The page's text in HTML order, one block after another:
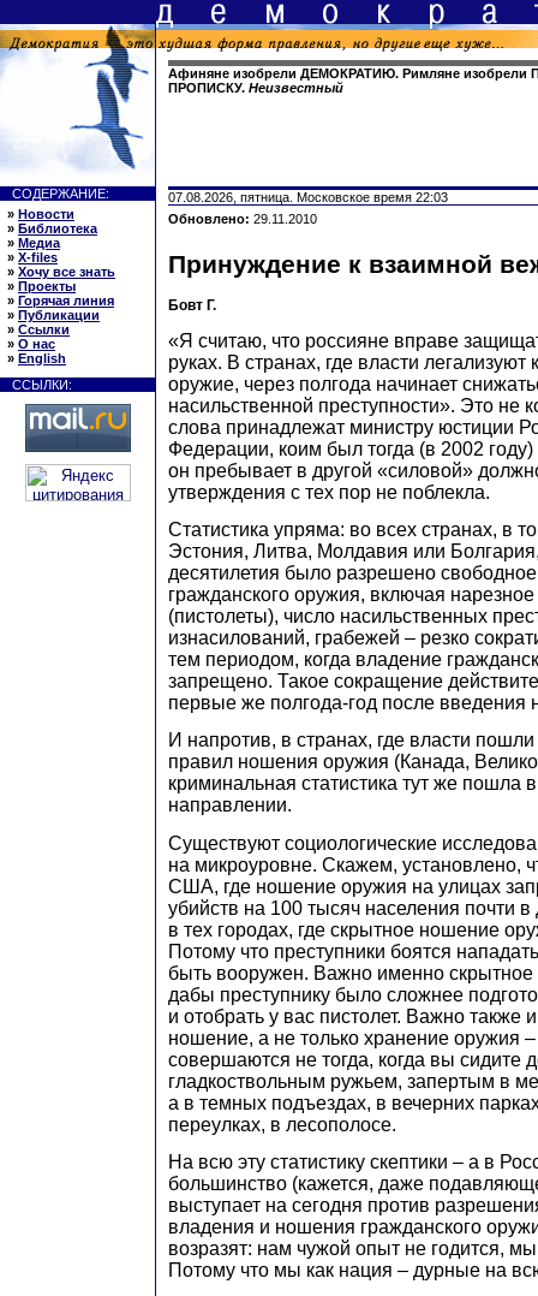
Афиняне изобрели ДЕМОКРАТИЮ. Римляне изобрели
ПРОПИСКУ. Неизвестный
СОДЕРЖАНИЕ:
» Новости
» Библиотека
» Медиа
» X-files
» Хочу все знать
» Проекты
» Горячая линия
» Публикации
» Ссылки
» О нас
» English
ССЫЛКИ:
07.08.2026, пятница. Московское время 22:03
Обновлено: 29.11.2010
Принуждение к взаимной
Бовт Г.
«Я считаю, что россияне вправе
руках. В странах, где власти легализуют
оружие, через полгода начинает
насильственной преступности». Это не
слова принадлежат министру юстиции
Федерации, коим был тогда (в 2002
он пребывает в другой «силовой»
утверждения с тех пор не поблекла.
Статистика упряма: во всех странах, в
Эстония, Литва, Молдавия или
десятилетия было разрешено
гражданского оружия, включая нарезное
(пистолеты), число насильственных
изнасилований, грабежей – резко
тем периодом, когда владение
запрещено. Такое сокращение
первые же полгода-год после введения
И напротив, в странах, где власти
правил ношения оружия (Канада,
криминальная статистика тут же пошла
направлении.
Существуют социологические
на микроуровне. Скажем, установлено,
США, где ношение оружия на улицах
убийств на 100 тысяч населения почти
в тех городах, где скрытное ношение
Потому что преступники боятся
быть вооружен. Важно именно
дабы преступнику было сложнее
и отобрать у вас пистолет. Важно также
ношение, а не только хранение оружия
совершаются не тогда, когда вы сидите
гладкоствольным ружьем, запертым в
а в темных подъездах, в вечерних
переулках, в лесополосе.
На всю эту статистику скептики – а в
большинство (кажется, даже
выступает на сегодня против
владения и ношения гражданского
возразят: нам чужой опыт не годится,
Потому что мы как нация – дурные на